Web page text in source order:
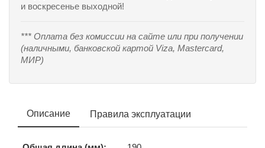
и воскресенье выходной!
*** Оплата без комиссии на сайте или при получении
(наличными, банковской картой Viza, Mastercard,
МИР)
Описание Правила эксплуатации